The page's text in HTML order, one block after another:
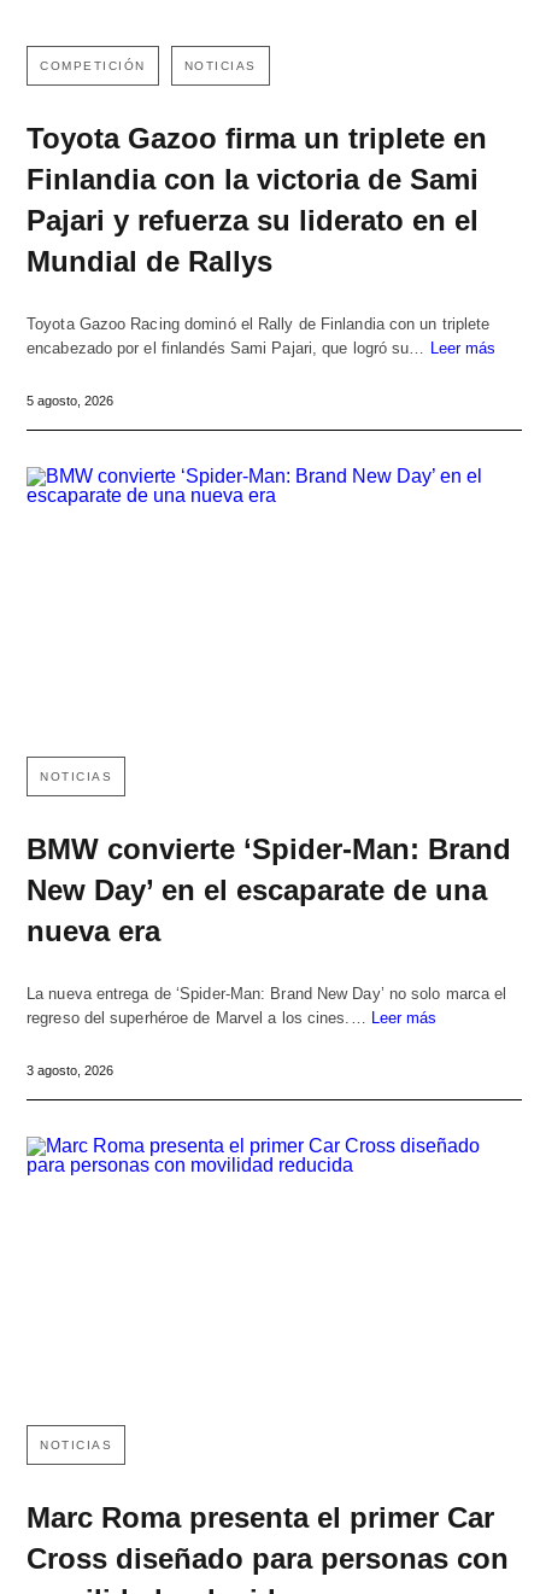
COMPETICIÓN NOTICIAS
Toyota Gazoo firma un triplete en
Finlandia con la victoria de Sami
Pajari y refuerza su liderato en el
Mundial de Rallys
Toyota Gazoo Racing dominó el Rally de Finlandia con un triplete
encabezado por el finlandés Sami Pajari, que logró su… Leer más
5 agosto, 2026
NOTICIAS
BMW convierte ‘Spider-Man: Brand
New Day’ en el escaparate de una
nueva era
La nueva entrega de ‘Spider-Man: Brand New Day’ no solo marca el
regreso del superhéroe de Marvel a los cines.… Leer más
3 agosto, 2026
NOTICIAS
Marc Roma presenta el primer Car
Cross diseñado para personas con